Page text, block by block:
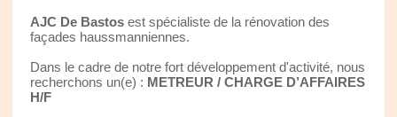
AJC De Bastosest spécialiste de la rénovation des
façades haussmanniennes.
Dans le cadre de notre fort développement d'activité, nous
recherchons un(e) : METREUR / CHARGE D’AFFAIRES
H/F